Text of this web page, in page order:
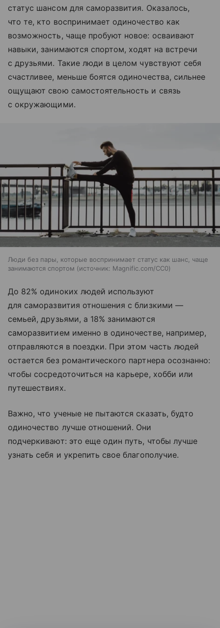
статус шансом для саморазвития. Оказалось,
что те, кто воспринимает одиночество как
возможность, чаще пробуют новое: осваивают
навыки, занимаются спортом, ходят на встречи
с друзьями. Такие люди в целом чувствуют себя
счастливее, меньше боятся одиночества, сильнее
ощущают свою самостоятельность и связь
с окружающими.
Люди без пары, которые воспринимает статус как шанс, чаще
занимаются спортом
источник: Magnific.com/CC0
До 82% одиноких людей используют
для саморазвития отношения с близкими —
семьей, друзьями, а 18% занимаются
саморазвитием именно в одиночестве, например,
отправляются в поездки. При этом часть людей
остается без романтического партнера осознанно:
чтобы сосредоточиться на карьере, хобби или
путешествиях.
Важно, что ученые не пытаются сказать, будто
одиночество лучше отношений. Они
подчеркивают: это еще один путь, чтобы лучше
узнать себя и укрепить свое благополучие.